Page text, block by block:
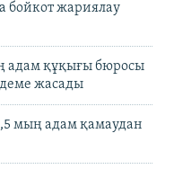
бойкот жариялау
адам құқығы бюросы
жасады
мың адам қамаудан